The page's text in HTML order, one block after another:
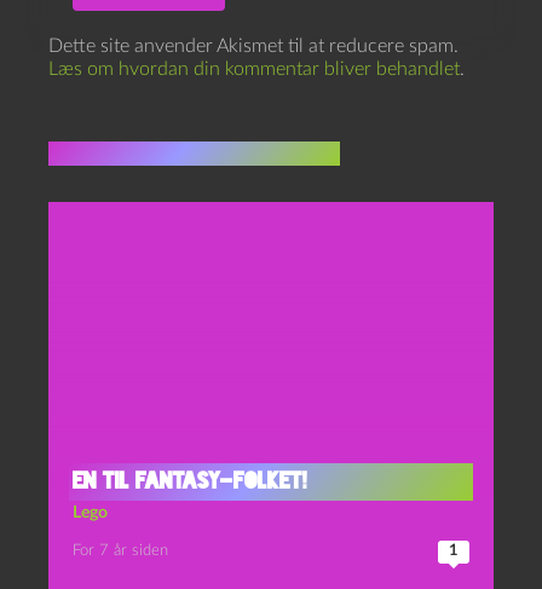
Dette site anvender Akismet til at reducere spam.
Læs om hvordan din kommentar bliver behandlet.
En til fantasy-folket!
Lego
For 7 år siden 1